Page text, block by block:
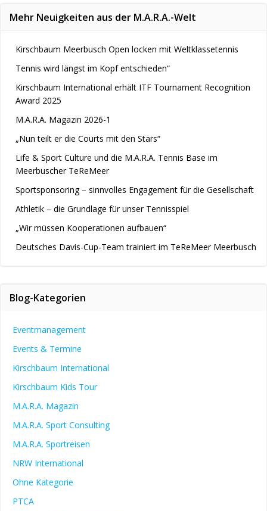
Mehr Neuigkeiten aus der M.A.R.A.-Welt
Kirschbaum Meerbusch Open locken mit Weltklassetennis
Tennis wird längst im Kopf entschieden“
Kirschbaum International erhält ITF Tournament Recognition
Award 2025
M.A.R.A. Magazin 2026-1
„Nun teilt er die Courts mit den Stars“
Life & Sport Culture und die M.A.R.A. Tennis Base im
Meerbuscher TeReMeer
Sportsponsoring – sinnvolles Engagement für die Gesellschaft
Athletik – die Grundlage für unser Tennisspiel
„Wir müssen Kooperationen aufbauen“
Deutsches Davis-Cup-Team trainiert im TeReMeer Meerbusch
Blog-Kategorien
Eventmanagement
Events & Termine
Kirschbaum International
Kirschbaum Kids Tour
M.A.R.A. Magazin
M.A.R.A. Sport Consulting
M.A.R.A. Sportreisen
NRW International
Ohne Kategorie
PTCA